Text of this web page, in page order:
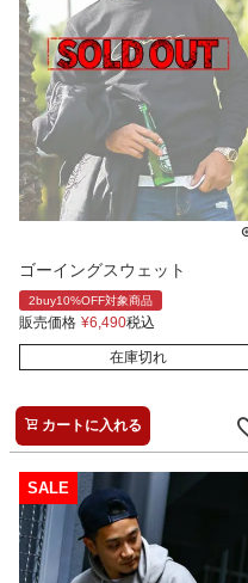
ゴーイングスウェット
2buy10%OFF対象商品
販売価格 ¥6,490税込
在庫切れ
カートに入れる